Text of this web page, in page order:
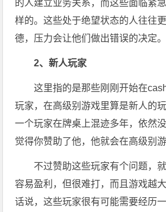
的人建立业务关系，而这些面临紧
样的。这些处于绝望状态的人往往
德，压力会让他们做出错误的决定。
2、新人玩家
这里指的是那些刚刚开始在
玩家，在高级别游戏里算是新人的
一个玩家在牌桌上混迹多年，依然
觉得你赞助了他，他就会在高级别
不过赞助这些玩家有个问题，
容易盈利，但很难打，而且游戏越
话说，这些玩家很有可能需要经历